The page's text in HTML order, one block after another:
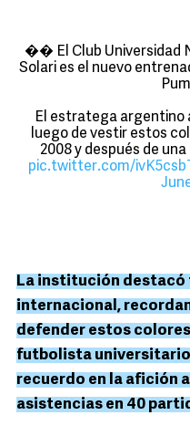
�� El Club Universidad
Solari es el nuevo
El estratega argentino
luego de vestir estos
2008 y después de
pic.twitter.com/
La institución
internacional,
defender estos
futbolista universitario
recuerdo en la afición
asistencias en 40